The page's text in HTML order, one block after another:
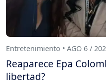
Entretenimiento • AGO 6 /
Reaparece Epa
libertad?